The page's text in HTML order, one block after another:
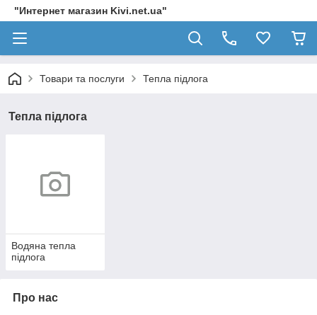
"Интернет магазин Kivi.net.ua"
Товари та послуги Тепла підлога
Тепла підлога
Водяна тепла
підлога
Про нас